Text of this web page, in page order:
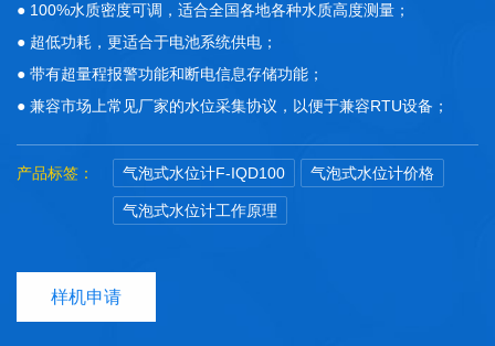
● 100%水质密度可调，适合全国各地各种水质高度测量；
● 超低功耗，更适合于电池系统供电；
● 带有超量程报警功能和断电信息存储功能；
● 兼容市场上常见厂家的水位采集协议，以便于兼容RTU设备；
产品标签： 气泡式水位计F-IQD100 气泡式水位计价格
气泡式水位计工作原理
样机申请